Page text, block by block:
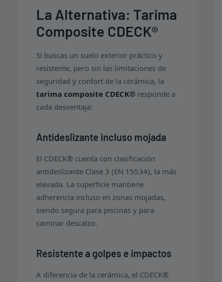
La Alternativa: Tarima
Composite CDECK®
Si buscas un suelo exterior práctico y
resistente, pero sin las limitaciones de
seguridad y confort de la cerámica, la
tarima composite CDECK® responde a
cada desventaja:
Antideslizante incluso mojada
El CDECK® cuenta con clasificación
antideslizante Clase 3 (EN 15534), la más
elevada. La superficie mantiene
adherencia incluso en zonas mojadas,
siendo segura para piscinas y para
caminar descalzo.
Resistente a golpes e impactos
A diferencia de la cerámica, el CDECK®